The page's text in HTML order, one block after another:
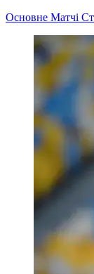
Основне Матчі